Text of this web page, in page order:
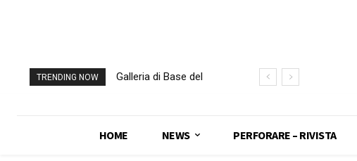
TRENDING NOW
Galleria di Base del
“congiungono”
HOME NEWS PERFORARE – RIVISTA